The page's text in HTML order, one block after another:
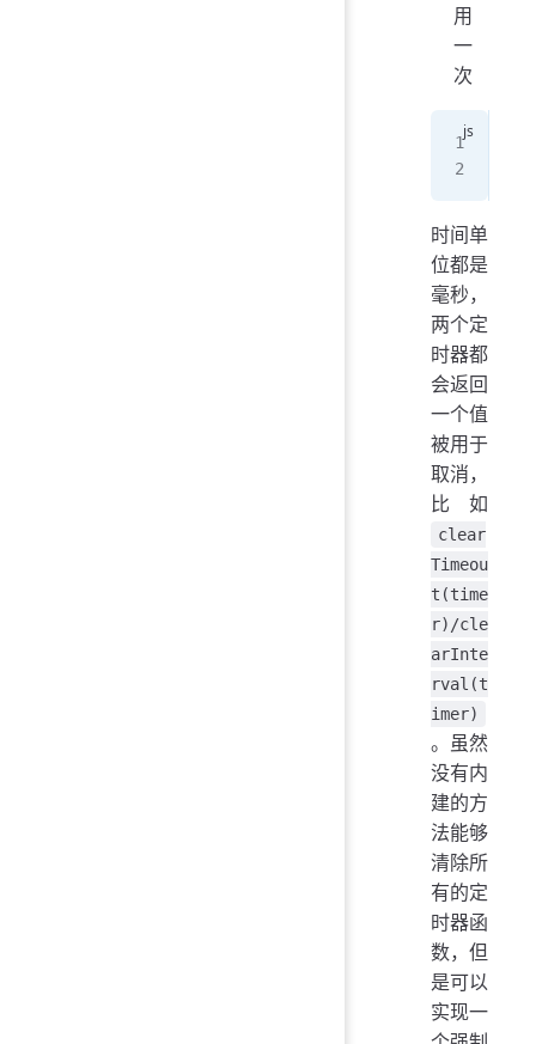
用
一
次
时间单
位都是
毫秒，
两个定
时器都
会返回
一个值
被用于
取消，
比如
clear
Timeou
t(time
r)/cle
arInte
rval(t
imer)
。虽然
没有内
建的方
法能够
清除所
有的定
时器函
数，但
是可以
实现一